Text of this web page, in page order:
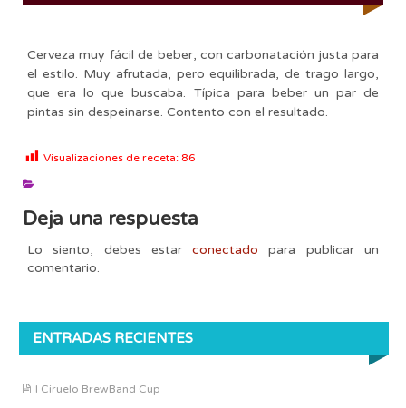
Cerveza muy fácil de beber, con carbonatación justa para
el estilo. Muy afrutada, pero equilibrada, de trago largo,
que era lo que buscaba. Típica para beber un par de
pintas sin despeinarse. Contento con el resultado.
Visualizaciones de receta: 86
Deja una respuesta
Lo siento, debes estarconectado para publicar un
comentario.
ENTRADAS RECIENTES
I Ciruelo BrewBand Cup